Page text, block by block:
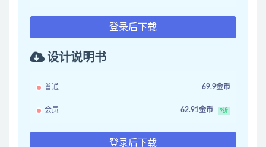
登录后下载
设计说明书
普通 69.9金币
会员 62.91金币 9折
登录后下载